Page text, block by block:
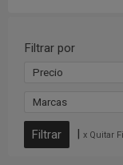
Filtrar por
Precio
Marcas
| x Quitar